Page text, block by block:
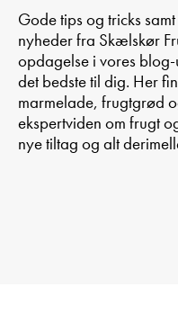
Gode tips og tricks
nyheder fra Skælskør
opdagelse i vores
det bedste til dig. Her
marmelade, frugtgrød
ekspertviden om frugt
nye tiltag og alt